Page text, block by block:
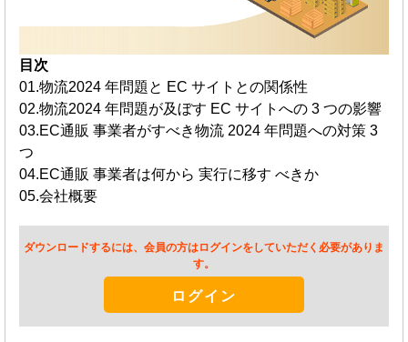
目次
01.物流2024 年問題と EC サイトとの関係性
02.物流2024 年問題が及ぼす EC サイトへの 3 つの影響
03.EC通販 事業者がすべき物流 2024 年問題への対策 3
つ
04.EC通販 事業者は何から 実行に移す べきか
05.会社概要
ダウンロードするには、会員の方はログインをしていただく必要がありま
す。
ログイン